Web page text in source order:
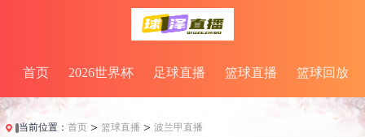
首页 2026世界杯 足球直播 篮球直播 篮球回放
当前位置： 首页> 篮球直播 > 波兰甲直播